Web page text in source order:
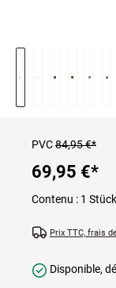
PVC84,95 €*
69,95 €*
Contenu : 1 Stück
Prix TTC, frais
Disponible,